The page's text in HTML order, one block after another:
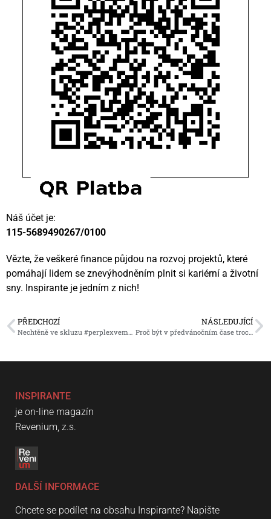
Náš účet je:
115-5689490267/0100
Vězte, že veškeré finance půjdou na rozvoj projektů, které
pomáhají lidem se znevýhodněním plnit si kariérní a životní
sny. Inspirante je jedním z nich!
PŘEDCHOZÍ
Nechtěně ve skluzu #perplexveměstě
NÁSLEDUJÍCÍ
Proč být v předvánočním čase trochu jako děti?
INSPIRANTE
je on-line magazín
Revenium, z.s.
DALŠÍ INFORMACE
Chcete se podílet na obsahu Inspirante? Napište